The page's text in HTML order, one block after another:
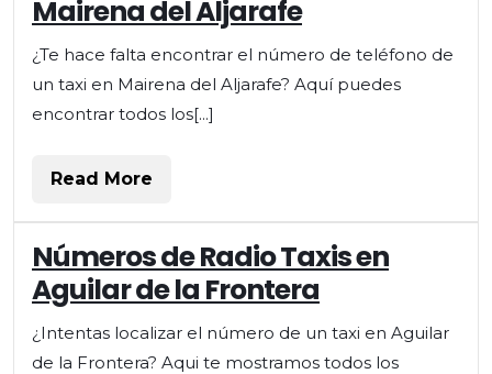
Mairena del Aljarafe
¿Te hace falta encontrar el número de teléfono de
un taxi en Mairena del Aljarafe? Aquí puedes
encontrar todos los[...]
Read More
Números de Radio Taxis en
Aguilar de la Frontera
¿Intentas localizar el número de un taxi en Aguilar
de la Frontera? Aqui te mostramos todos los